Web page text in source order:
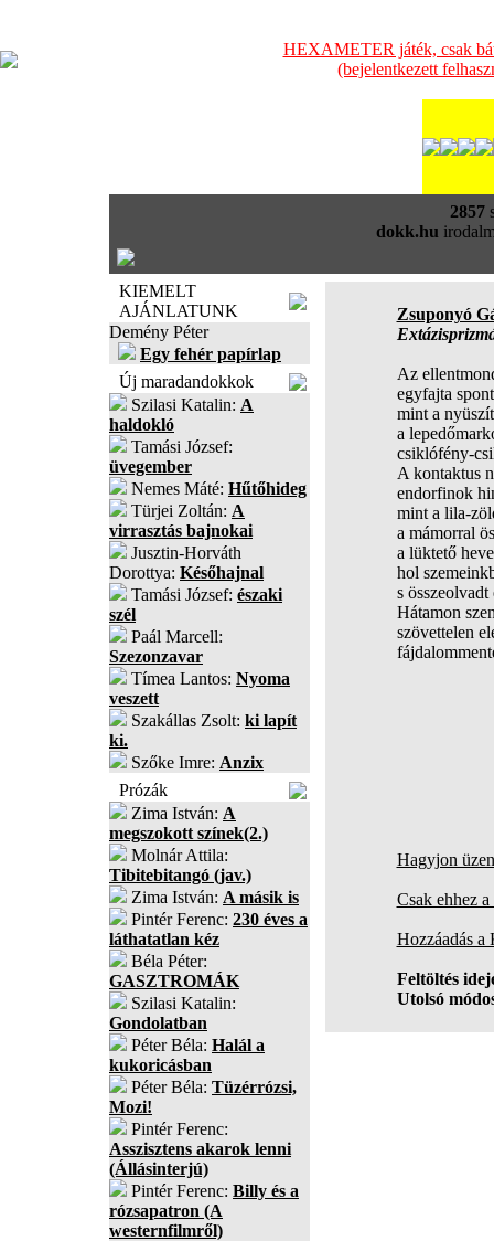
HEXAMETER játék, csak
(bejelentkezett
2857
dokk.hu
KIEMELT
AJÁNLATUNK
Demény Péter
Egy fehér papírlap
Új maradandokkok
Szilasi Katalin: A
haldokló
Tamási József:
üvegember
Nemes Máté: Hűtőhideg
Türjei Zoltán: A
virrasztás bajnokai
Jusztin-Horváth
Dorottya: Későhajnal
Tamási József: északi
szél
Paál Marcell:
Szezonzavar
Tímea Lantos: Nyoma
veszett
Szakállas Zsolt: ki lapít
ki.
Szőke Imre: Anzix
Prózák
Zima István: A
megszokott színek(2.)
Molnár Attila:
Tibitebitangó (jav.)
Zima István: A másik is
Pintér Ferenc: 230 éves a
láthatatlan kéz
Béla Péter:
GASZTROMÁK
Szilasi Katalin:
Gondolatban
Péter Béla: Halál a
kukoricásban
Péter Béla: Tüzérrózsi,
Mozi!
Pintér Ferenc:
Asszisztens akarok lenni
(Állásinterjú)
Pintér Ferenc: Billy és a
rózsapatron (A
westernfilmről)
Zsuponyó
Az
egyfajta
mint a
a
csiklófény-
A kontaktus
endorfinok
mint a lila-
a mámorral
a lüktető
hol
s
Hátamon
szövettelen
Hagyjon
Csak ehhez
Hozzáadás
Feltöltés
Utolsó